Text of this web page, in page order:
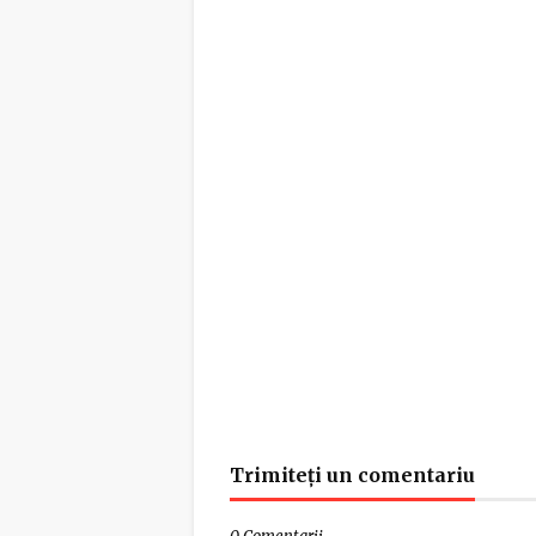
Trimiteți un comentariu